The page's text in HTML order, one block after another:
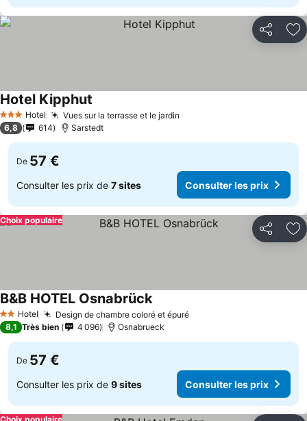
Partager
3 ÉtoilesHotel Vues sur la terrasse et le jardin
Hotel Kipphut
6,8 614 Sarstedt
De 57 €
Consulter les prix de 7 sites Consulter les prix
Partager
Choix populaire
2 Étoiles
Hotel Design de chambre coloré et épuré
B&B HOTEL Osnabrück
8,1 Très bien 4 096 Osnabrueck
De 57 €
Consulter les prix de 9 sites Consulter les prix